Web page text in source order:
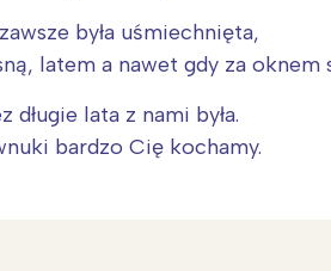
była uśmiechnięta,
latem a nawet gdy za oknem
długie lata z nami była.
bardzo Cię kochamy.